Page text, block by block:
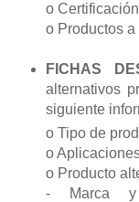
o
o Productos
FICHAS
alternativos
siguiente
o Tipo de
o
o Producto
- Marca y